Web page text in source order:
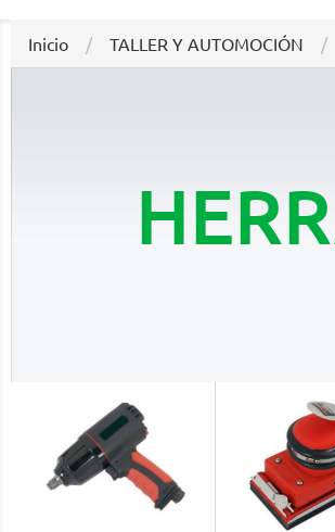
Inicio TALLER Y AUTOMOCIÓN